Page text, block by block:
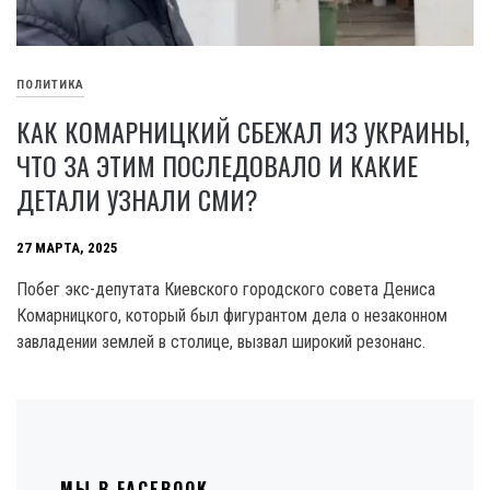
ПОЛИТИКА
КАК КОМАРНИЦКИЙ СБЕЖАЛ ИЗ УКРАИНЫ,
ЧТО ЗА ЭТИМ ПОСЛЕДОВАЛО И КАКИЕ
ДЕТАЛИ УЗНАЛИ СМИ?
27 МАРТА, 2025
Побег экс-депутата Киевского городского совета Дениса
Комарницкого, который был фигурантом дела о незаконном
завладении землей в столице, вызвал широкий резонанс.